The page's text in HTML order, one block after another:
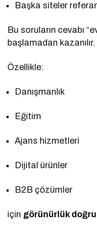
Başka siteler
Bu soruların cevabı
başlamadan kazanılır.
Özellikle:
Danışmanlık
Eğitim
Ajans hizmetleri
Dijital ürünler
B2B çözümler
için görünürlük